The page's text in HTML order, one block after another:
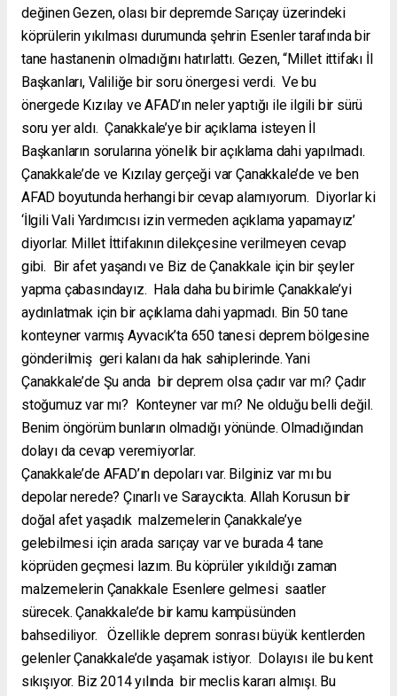
değinen Gezen, olası bir depremde Sarıçay üzerindeki
köprülerin yıkılması durumunda şehrin Esenler tarafında bir
tane hastanenin olmadığını hatırlattı. Gezen, “Millet ittifakı İl
Başkanları, Valiliğe bir soru önergesi verdi. Ve bu
önergede Kızılay ve AFAD’ın neler yaptığı ile ilgili bir sürü
soru yer aldı. Çanakkale’ye bir açıklama isteyen İl
Başkanların sorularına yönelik bir açıklama dahi yapılmadı.
Çanakkale’de ve Kızılay gerçeği var Çanakkale’de ve ben
AFAD boyutunda herhangi bir cevap alamıyorum. Diyorlar ki
‘İlgili Vali Yardımcısı izin vermeden açıklama yapamayız’
diyorlar. Millet İttifakının dilekçesine verilmeyen cevap
gibi. Bir afet yaşandı ve Biz de Çanakkale için bir şeyler
yapma çabasındayız. Hala daha bu birimle Çanakkale’yi
aydınlatmak için bir açıklama dahi yapmadı. Bin 50 tane
konteyner varmış Ayvacık’ta 650 tanesi deprem bölgesine
gönderilmiş geri kalanı da hak sahiplerinde. Yani
Çanakkale’de Şu anda bir deprem olsa çadır var mı? Çadır
stoğumuz var mı? Konteyner var mı? Ne olduğu belli değil.
Benim öngörüm bunların olmadığı yönünde. Olmadığından
dolayı da cevap veremiyorlar.
Çanakkale’de AFAD’ın depoları var. Bilginiz var mı bu
depolar nerede? Çınarlı ve Saraycıkta. Allah Korusun bir
doğal afet yaşadık malzemelerin Çanakkale’ye
gelebilmesi için arada sarıçay var ve burada 4 tane
köprüden geçmesi lazım. Bu köprüler yıkıldığı zaman
malzemelerin Çanakkale Esenlere gelmesi saatler
sürecek. Çanakkale’de bir kamu kampüsünden
bahsediliyor. Özellikle deprem sonrası büyük kentlerden
gelenler Çanakkale’de yaşamak istiyor. Dolayısı ile bu kent
sıkışıyor. Biz 2014 yılında bir meclis kararı almışı. Bu